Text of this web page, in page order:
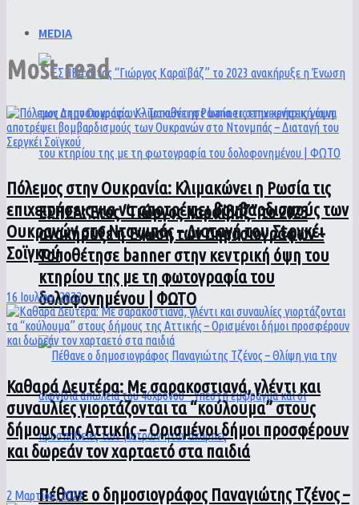
MEDIA
ΕΣΗΕΑ: Έτος “Γιώργος Καραϊβάζ” το 2023
ανακήρυξε η Ένωση των Δημοσιογράφων –
Τοποθέτησε banner στην κεντρική όψη του
κτηρίου της με τη φωτογραφία του
δολοφονημένου | ΦΩΤΟ
Πέθανε ο δημοσιογράφος Παναγιώτης Τζένος –
Most read
Πόλεμος στην Ουκρανία: Κλιμακώνει η Ρωσία τις
επιχειρήσεις για να αποτρέψει βομβαρδισμούς των
Ουκρανών στο Ντονμπάς – Διαταγή του Σεργκέι
Σοϊγκού
16 Ιουλίου, 2022
Καθαρά Δευτέρα: Με σαρακοστιανά, γλέντι και
συναυλίες γιορτάζονται τα “κούλουμα” στους
δήμους της Αττικής – Ορισμένοι δήμοι προσφέρουν
και δωρεάν τον χαρταετό στα παιδιά
2 Μαρτίου, 2023